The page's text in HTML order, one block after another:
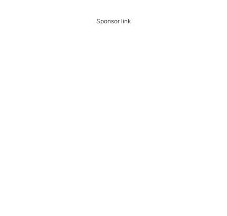
Sponsor link